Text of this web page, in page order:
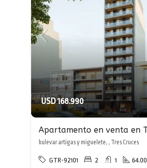
USD 168.990
bulevar artigas y miguelete, , Tres Cruces
GTR-92101 2 1 64.00